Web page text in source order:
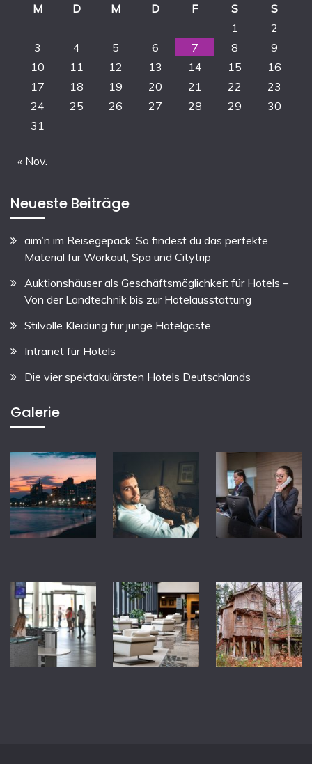
M
D M D F S
S
1
2
3
4 5 6 7 8
9
10
11 12 13 14 15
16
17
18 19 20 21 22
23
24
25 26 27 28 29
30
31
« Nov.
Neueste Beiträge
aim’n im Reisegepäck: So findest du das perfekte
Material für Workout, Spa und Citytrip
Auktionshäuser als Geschäftsmöglichkeit für Hotels –
Von der Landtechnik bis zur Hotelausstattung
Stilvolle Kleidung für junge Hotelgäste
Intranet für Hotels
Die vier spektakulärsten Hotels Deutschlands
Galerie